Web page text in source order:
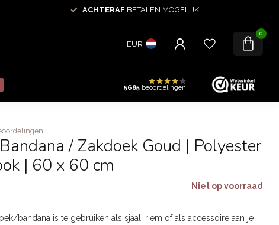
ACHTERAF BETALEN MOGELIJK!
EUR
0
5685 beoordelingen
/ Zakdoek Goud | Polyester
| 60 x 60 cm
Niet op voorraad
bandana is te gebruiken als sjaal, riem of als accessoire aan je